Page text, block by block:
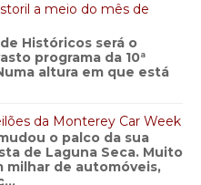
a meio do mês de
Históricos será o
programa da 10ª
altura em que está
da Monterey Car Week
o palco da sua
de Laguna Seca. Muito
milhar de automóveis,